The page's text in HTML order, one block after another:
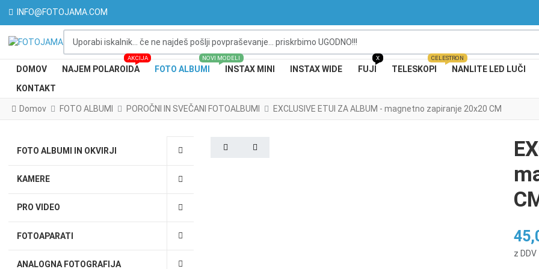
INFO@FOTOJAMA.COM
DOMOV NAJEM POLAROIDA
AKCIJA
FOTO ALBUMI
NOVI MODELI
INSTAX MINI INSTAX WIDE FUJI
X
TELESKOPI
CELESTRON
NANLITE LED LUČI
KONTAKT
Domov FOTO ALBUMI POROČNI IN SVEČANI FOTOALBUMI EXCLUSIVE ETUI ZA ALBUM - magnetno zapiranje 20x20 CM
FOTO ALBUMI IN OKVIRJI
KAMERE
PRO VIDEO
FOTOAPARATI
ANALOGNA FOTOGRAFIJA
PREV NEXT
z DDV